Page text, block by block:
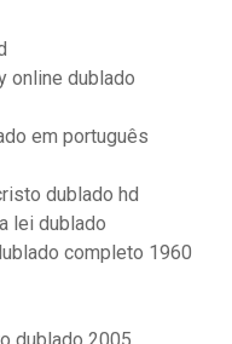
online dublado
em português
dublado hd
lei dublado
completo 1960